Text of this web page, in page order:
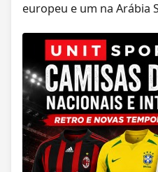
europeu e um na Arábia